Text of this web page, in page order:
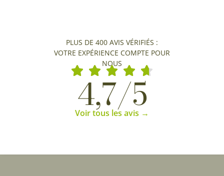
PLUS DE 400 AVIS VÉRIFIÉS :
VOTRE EXPÉRIENCE COMPTE POUR
NOUS
4,7/5
Voir tous les avis →